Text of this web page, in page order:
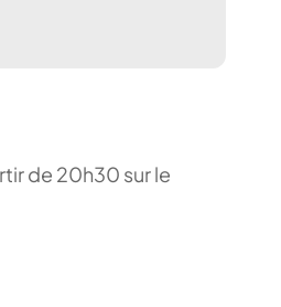
de 20h30 sur le